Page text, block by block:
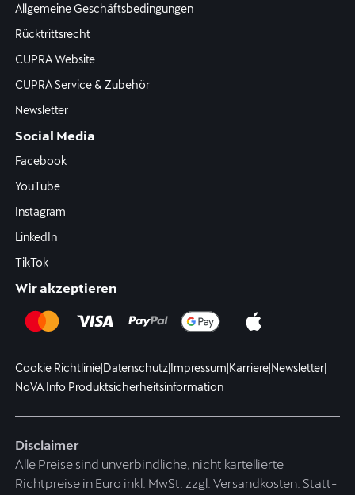
Allgemeine Geschäftsbedingungen
Rücktrittsrecht
CUPRA Website
CUPRA Service & Zubehör
Newsletter
Social Media
Facebook
YouTube
Instagram
LinkedIn
TikTok
Wir akzeptieren
Cookie Richtlinie|Datenschutz|Impressum|Karriere|Newsletter|
NoVA Info|Produktsicherheitsinformation
Disclaimer
Alle Preise sind unverbindliche, nicht kartellierte
Richtpreise in Euro inkl. MwSt. zzgl. Versandkosten. Statt-